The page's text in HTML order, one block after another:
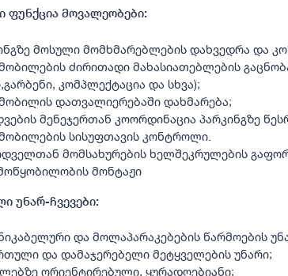
ფუნქცია მოვალეობები:
მოსული მომხმარებლების დახვედრა და
ძირითადი მახასიათებლების
კომპლექტაცია და სხვა);
დათვალიერებაში დახმარება;
მენეჯერთან კოორდინაცია პარკინგზე
სისუფთავის კონტროლი.
მომსახურების ხელშეკრულების
მონტაჟი
უნარ-ჩვევები:
და მოლაპარაკებების წარმოების
და დამაჯერებელი მეტყველების უნარი;
ორიენტირებული, ყურადღებიანი;